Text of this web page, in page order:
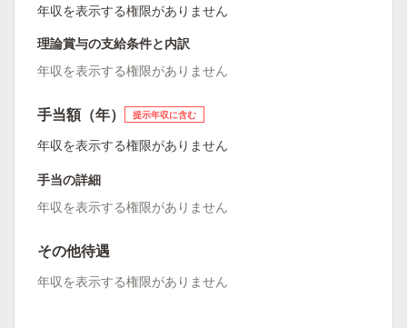
年収を表示する権限がありません
理論賞与の支給条件と内訳
年収を表示する権限がありません
手当額（年） 提示年収に含む
年収を表示する権限がありません
手当の詳細
年収を表示する権限がありません
その他待遇
年収を表示する権限がありません